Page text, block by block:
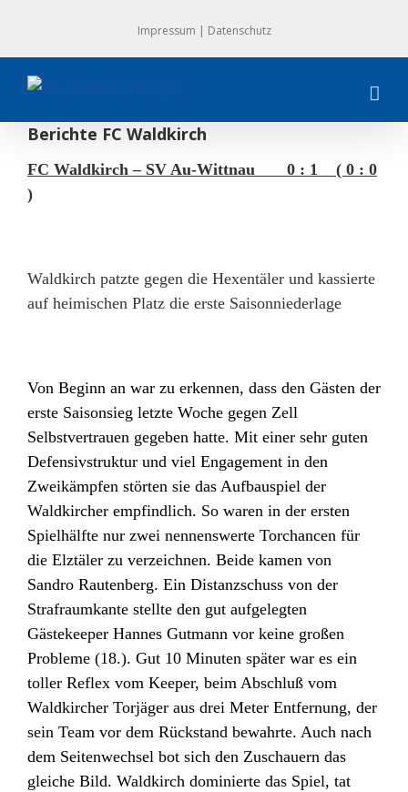
springen
Impressum | Datenschutz
Berichte FC Waldkirch
FC Waldkirch – SV Au-Wittnau 0 : 1 ( 0 : 0
)
Waldkirch patzte gegen die Hexentäler und kassierte
auf heimischen Platz die erste Saisonniederlage
Von Beginn an war zu erkennen, dass den Gästen der
erste Saisonsieg letzte Woche gegen Zell
Selbstvertrauen gegeben hatte. Mit einer sehr guten
Defensivstruktur und viel Engagement in den
Zweikämpfen störten sie das Aufbauspiel der
Waldkircher empfindlich. So waren in der ersten
Spielhälfte nur zwei nennenswerte Torchancen für
die Elztäler zu verzeichnen. Beide kamen von
Sandro Rautenberg. Ein Distanzschuss von der
Strafraumkante stellte den gut aufgelegten
Gästekeeper Hannes Gutmann vor keine großen
Probleme (18.). Gut 10 Minuten später war es ein
toller Reflex vom Keeper, beim Abschluß vom
Waldkircher Torjäger aus drei Meter Entfernung, der
sein Team vor dem Rückstand bewahrte. Auch nach
dem Seitenwechsel bot sich den Zuschauern das
gleiche Bild. Waldkirch dominierte das Spiel, tat